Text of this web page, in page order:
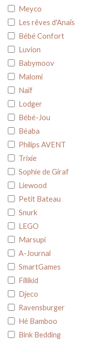
Meyco
Les rêves d'Anaïs
Bébé Confort
Luvion
Babymoov
Malomi
Naïf
Lodger
Bébé-Jou
Béaba
Philips AVENT
Trixie
Sophie de Giraf
Liewood
Petit Bateau
Snurk
LEGO
Marsupi
A-Journal
SmartGames
Fillikid
Djeco
Ravensburger
Hé Bamboo
Bink Bedding